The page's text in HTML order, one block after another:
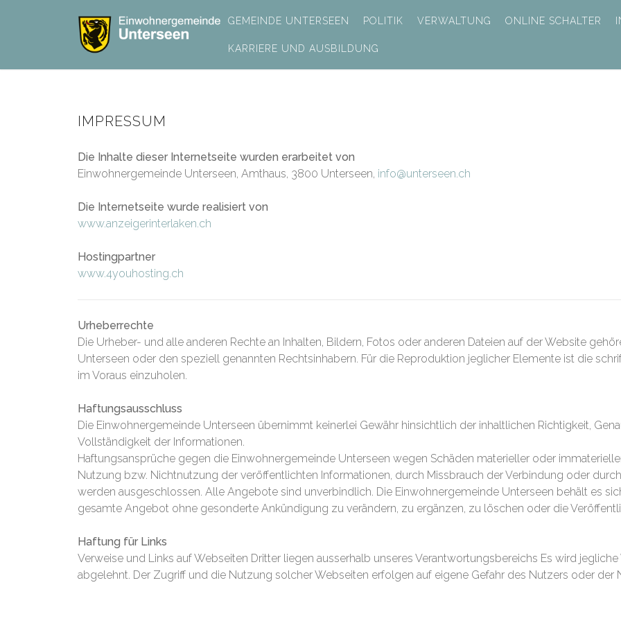
GEMEINDE UNTERSEEN POLITIK VERWALTUNG ONLINE SCHALTER
KARRIERE UND AUSBILDUNG
IMPRESSUM
Die Inhalte dieser Internetseite wurden erarbeitet von
Einwohnergemeinde Unterseen, Amthaus, 3800 Unterseen, info@unterseen.ch
Die Internetseite wurde realisiert von
www.anzeigerinterlaken.ch
Hostingpartner
www.4youhosting.ch
Urheberrechte
Die Urheber- und alle anderen Rechte an Inhalten, Bildern, Fotos oder anderen Dateien auf der Website
Unterseen oder den speziell genannten Rechtsinhabern. Für die Reproduktion jeglicher Elemente ist die
im Voraus einzuholen.
Haftungsausschluss
Die Einwohnergemeinde Unterseen übernimmt keinerlei Gewähr hinsichtlich der inhaltlichen Richtigkeit,
Vollständigkeit der Informationen.
Haftungsansprüche gegen die Einwohnergemeinde Unterseen wegen Schäden materieller oder
Nutzung bzw. Nichtnutzung der veröffentlichten Informationen, durch Missbrauch der Verbindung oder
werden ausgeschlossen. Alle Angebote sind unverbindlich. Die Einwohnergemeinde Unterseen behält es
gesamte Angebot ohne gesonderte Ankündigung zu verändern, zu ergänzen, zu löschen oder die
Haftung für Links
Verweise und Links auf Webseiten Dritter liegen ausserhalb unseres Verantwortungsbereichs Es wird
abgelehnt. Der Zugriff und die Nutzung solcher Webseiten erfolgen auf eigene Gefahr des Nutzers oder der